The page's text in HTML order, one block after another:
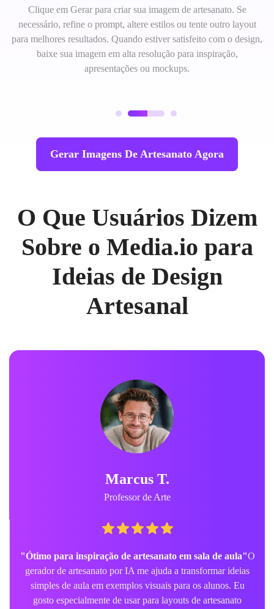
Clique em Gerar para criar sua imagem de artesanato. Se
necessário, refine o prompt, altere estilos ou tente outro layout
para melhores resultados. Quando estiver satisfeito com o design,
baixe sua imagem em alta resolução para inspiração,
apresentações ou mockups.
Gerar Imagens De Artesanato Agora
O Que Usuários Dizem
Sobre o Media.io para
Ideias de Design
Artesanal
Marcus T.
Professor de Arte
"Ótimo para inspiração de artesanato em sala de aula"O
gerador de artesanato por IA me ajuda a transformar ideias
simples de aula em exemplos visuais para os alunos. Eu
gosto especialmente de usar para layouts de artesanato